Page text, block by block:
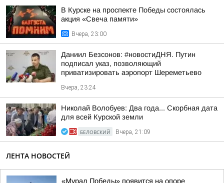
В Курске на проспекте Победы состоялась
акция «Свеча памяти»
Вчера, 23:00
Даниил Безсонов: #новостиДНЯ. Путин
подписал указ, позволяющий
приватизировать аэропорт Шереметьево
Вчера, 23:24
Николай Волобуев: Два года... Скорбная дата
для всей Курской земли
БЕЛОВСКИЙ Вчера, 21:09
ЛЕНТА НОВОСТЕЙ
«Мурал Победы» появится на опоре